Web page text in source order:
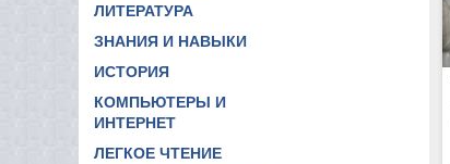
ЛИТЕРАТУРА
ЗНАНИЯ И НАВЫКИ
ИСТОРИЯ
КОМПЬЮТЕРЫ И
ИНТЕРНЕТ
ЛЕГКОЕ ЧТЕНИЕ